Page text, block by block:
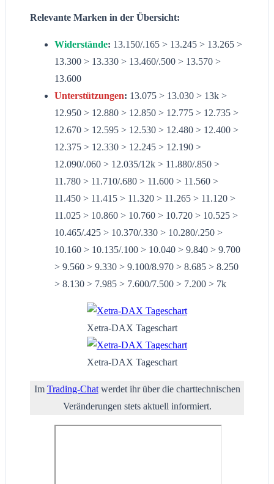
Relevante Marken in der Übersicht:
Widerstände: 13.150/.165 > 13.245 > 13.265 >
13.300 > 13.330 > 13.460/.500 > 13.570 >
13.600
Unterstützungen: 13.075 > 13.030 > 13k >
12.950 > 12.880 > 12.850 > 12.775 > 12.735 >
12.670 > 12.595 > 12.530 > 12.480 > 12.400 >
12.375 > 12.330 > 12.245 > 12.190 >
12.090/.060 > 12.035/12k > 11.880/.850 >
11.780 > 11.710/.680 > 11.600 > 11.560 >
11.450 > 11.415 > 11.320 > 11.265 > 11.120 >
11.025 > 10.860 > 10.760 > 10.720 > 10.525 >
10.465/.425 > 10.370/.330 > 10.280/.250 >
10.160 > 10.135/.100 > 10.040 > 9.840 > 9.700
> 9.560 > 9.330 > 9.100/8.970 > 8.685 > 8.250
> 8.130 > 7.985 > 7.600/7.500 > 7.200 > 7k
Xetra-DAX Tageschart
Xetra-DAX Tageschart
Im Trading-Chatwerdet ihr über die charttechnischen
Veränderungen stets aktuell informiert.